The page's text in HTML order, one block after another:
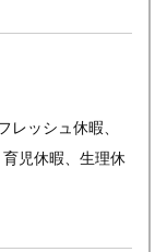
レッシュ休暇、
児休暇、生理休